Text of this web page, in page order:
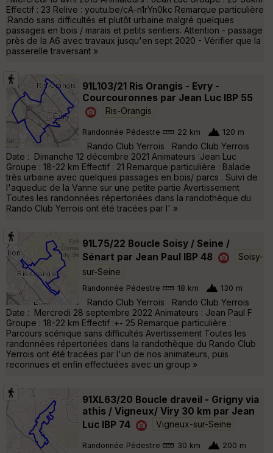
Effectif : 23 Relive : youtu.be/cA-n1rYn0kc Remarque particulière
:Rando sans difficultés et plutôt urbaine malgré quelques
passages en bois / marais et petits sentiers. Attention - passage
près de la A6 avec travaux jusqu'en sept 2020 - Vérifier que la
passerelle traversant »
91L103/21 Ris Orangis - Evry -
Courcouronnes par Jean Luc IBP 55
Ris-Orangis
Randonnée Pédestre 22 km 120 m
Rando Club Yerrois Rando Club Yerrois
Date : Dimanche 12 décembre 2021 Animateurs :Jean Luc
Groupe : 18-22 km Effectif : 21 Remarque particulière : Balade
très urbaine avec quelques passages en bois/ parcs . Suivi de
l'aqueduc de la Vanne sur une petite partie Avertissement
Toutes les randonnées répertoriées dans la randothèque du
Rando Club Yerrois ont été tracées par l' »
91L75/22 Boucle Soisy / Seine /
Sénart par Jean Paul IBP 48
Soisy-
sur-Seine
Randonnée Pédestre 18 km 130 m
Rando Club Yerrois Rando Club Yerrois
Date : Mercredi 28 septembre 2022 Animateurs : Jean Paul F
Groupe : 18-22 km Effectif :+- 25 Remarque particulière :
Parcours scénique sans difficultés Avertissement Toutes les
randonnées répertoriées dans la randothèque du Rando Club
Yerrois ont été tracées par l'un de nos animateurs, puis
reconnues et enfin effectuées avec un group »
91XL63/20 Boucle draveil - Grigny via
athis / Vigneux/ Viry 30 km par Jean
Luc IBP 74
Vigneux-sur-Seine
Randonnée Pédestre 30 km 200 m